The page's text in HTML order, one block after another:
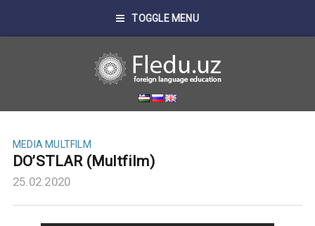
TOGGLE MENU
MEDIA MULTFILM
DO’STLAR (Multfilm)
25.02.2020